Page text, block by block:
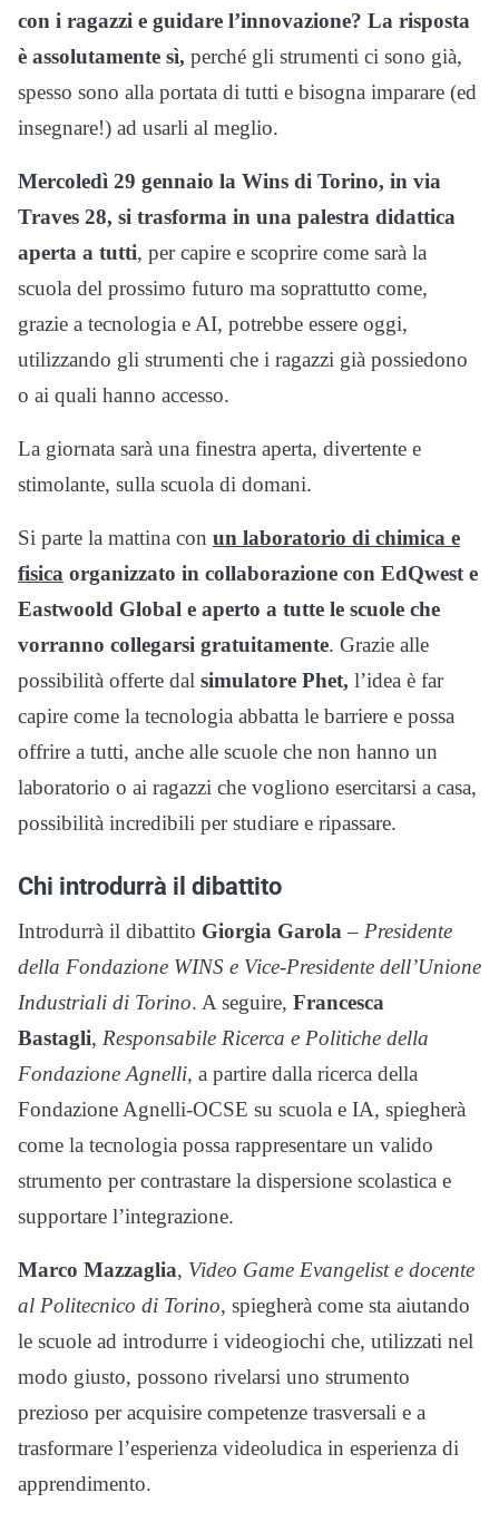
con i ragazzi e guidare l’innovazione? La risposta
è assolutamente sì, perché gli strumenti ci sono già,
spesso sono alla portata di tutti e bisogna imparare (ed
insegnare!) ad usarli al meglio.
Mercoledì 29 gennaio la Wins di Torino, in via
Traves 28, si trasforma in una palestra didattica
aperta a tutti, per capire e scoprire come sarà la
scuola del prossimo futuro ma soprattutto come,
grazie a tecnologia e AI, potrebbe essere oggi,
utilizzando gli strumenti che i ragazzi già possiedono
o ai quali hanno accesso.
La giornata sarà una finestra aperta, divertente e
stimolante, sulla scuola di domani.
Si parte la mattina con un laboratorio di chimica e
fisica organizzato in collaborazione con EdQwest e
Eastwoold Global e aperto a tutte le scuole che
vorranno collegarsi gratuitamente. Grazie alle
possibilità offerte dal simulatore Phet, l’idea è far
capire come la tecnologia abbatta le barriere e possa
offrire a tutti, anche alle scuole che non hanno un
laboratorio o ai ragazzi che vogliono esercitarsi a casa,
possibilità incredibili per studiare e ripassare.
Chi introdurrà il dibattito
Introdurrà il dibattito Giorgia Garola – Presidente
della Fondazione WINS e Vice-Presidente dell’Unione
Industriali di Torino. A seguire, Francesca
Bastagli, Responsabile Ricerca e Politiche della
Fondazione Agnelli, a partire dalla ricerca della
Fondazione Agnelli-OCSE su scuola e IA, spiegherà
come la tecnologia possa rappresentare un valido
strumento per contrastare la dispersione scolastica e
supportare l’integrazione.
Marco Mazzaglia, Video Game Evangelist e docente
al Politecnico di Torino, spiegherà come sta aiutando
le scuole ad introdurre i videogiochi che, utilizzati nel
modo giusto, possono rivelarsi uno strumento
prezioso per acquisire competenze trasversali e a
trasformare l’esperienza videoludica in esperienza di
apprendimento.